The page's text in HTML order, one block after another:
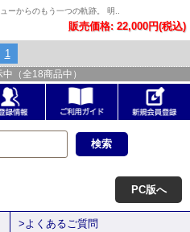
ーからのもう一つの軌跡。 明..
販売価格: 22,000円(税込)
1
中（全18商品中）
PC版へ
>よくあるご質問